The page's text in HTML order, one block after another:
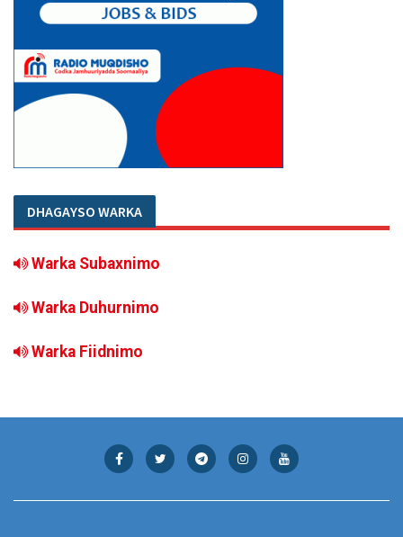
DHAGAYSO WARKA
Warka Subaxnimo
Warka Duhurnimo
Warka Fiidnimo